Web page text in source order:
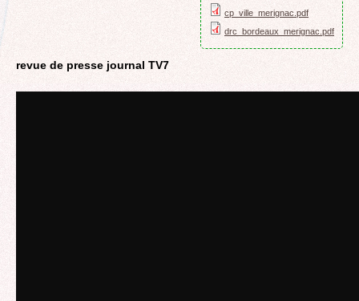
cp_ville_merignac.pdf
drc_bordeaux_merignac.pdf
revue de presse journal TV7